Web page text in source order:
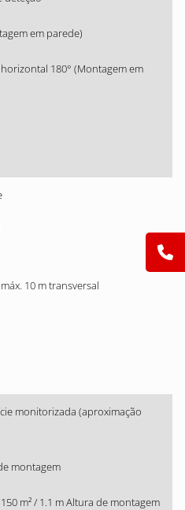
em parede)
horizontal 180° (Montagem em
máx. 10 m transversal
monitorizada (aproximação
montagem
150 m² / 1.1 m Altura de montagem